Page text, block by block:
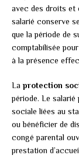
avec des droits et
salarié conserve
que la période de
comptabilisée
à la présence
La protection
période. Le
sociale liées au
ou bénéficier de
congé parental
prestation